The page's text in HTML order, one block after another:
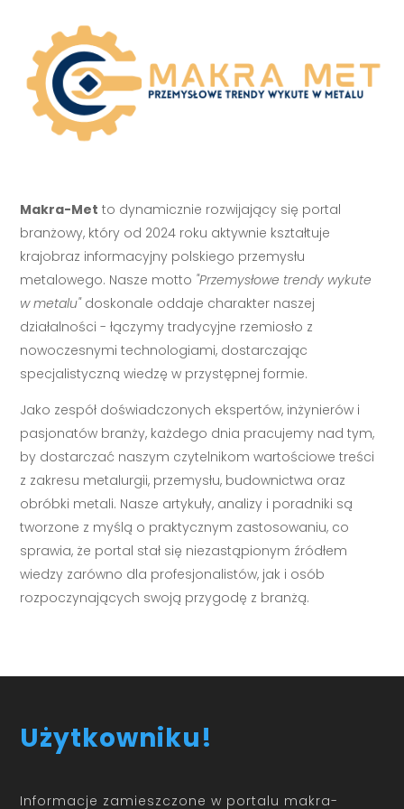
Makra-Met to dynamicznie rozwijający się portal
branżowy, który od 2024 roku aktywnie kształtuje
krajobraz informacyjny polskiego przemysłu
metalowego. Nasze motto "Przemysłowe trendy wykute
w metalu"doskonale oddaje charakter naszej
działalności - łączymy tradycyjne rzemiosło z
nowoczesnymi technologiami, dostarczając
specjalistyczną wiedzę w przystępnej formie.
Jako zespół doświadczonych ekspertów, inżynierów i
pasjonatów branży, każdego dnia pracujemy nad tym,
by dostarczać naszym czytelnikom wartościowe treści
z zakresu metalurgii, przemysłu, budownictwa oraz
obróbki metali. Nasze artykuły, analizy i poradniki są
tworzone z myślą o praktycznym zastosowaniu, co
sprawia, że portal stał się niezastąpionym źródłem
wiedzy zarówno dla profesjonalistów, jak i osób
rozpoczynających swoją przygodę z branżą.
Użytkowniku!
Informacje zamieszczone w portalu makra-